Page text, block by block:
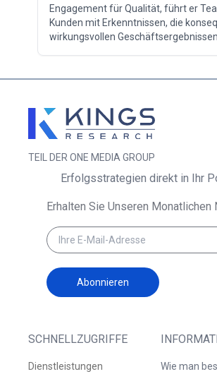
Engagement für Qualität, führt er
Kunden mit Erkenntnissen, die
wirkungsvollen
TEIL DER ONE MEDIA GROUP
SCHNELLZUGRIFFE
Dienstleistungen
Wie man
Erfolgsstrategien direkt in Ihr
Erhalten Sie Unseren
Abonnieren